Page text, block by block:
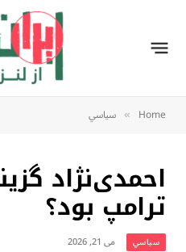
Home
» سياسي
احمدی‌نژاد
ترامپ بود؟
سياسي می 21, 2026